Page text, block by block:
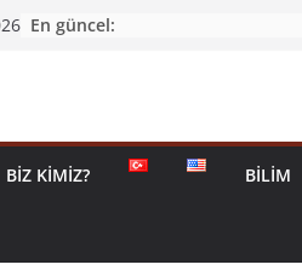
En güncel:
BIZ KIMIZ? BILIM